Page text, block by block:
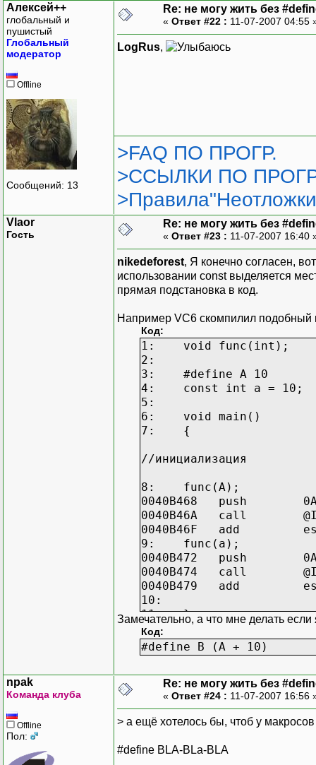
Алексей++
глобальный и
пушистый
Глобальный
модератор
Offline
Сообщений: 13
Re: не могу жить без
« Ответ #22 : 11-07-2007 04:55
LogRus,
>FAQ ПО ПРОГР.
>ССЫЛКИ ПО
Vlaor
Гость
Re: не могу жить без
« Ответ #23 : 11-07-2007 16:40
nikedeforest, Я конечно согласен,
использовании const выделяется
прямая подстановка в код.
Например VC6 скомпилил подобный
Код:
1: void func(int);
2:
3: #define A 10
4: const int a = 10;
5:
6: void main()
7: {
//инициализация
8: func(A);
0040B468 push
0040B46A call
0040B46F add
9: func(a);
0040B472 push
0040B474 call
0040B479 add
10:
11: }
Замечательно, а что мне делать если
Код:
#define B (A + 10)
npak
Команда клуба
Offline
Пол:
Re: не могу жить без
« Ответ #24 : 11-07-2007 16:56
> а ещё хотелось бы, чтоб у
#define BLA-BLa-BLA